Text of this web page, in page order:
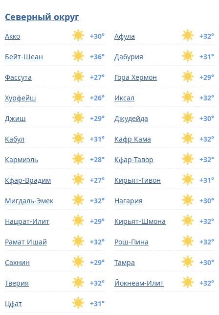
Северный округ
+30°
Акко +32°
Афула
+36°
Бейт-Шеан +31°
Дабурия
+27°
Фассута +29°
Гора Хермон
+26°
Хурфейш +32°
Иксал
+29°
Джиш +30°
Джудейда
+31°
Кабул +32°
Кафр Кама
+28°
Кармиэль +32°
Кфар-Тавoр
+27°
Кфар-Врадим +31°
Кирьят-Тивон
+32°
Мигдаль-Эмек +30°
Нагария
+29°
Нацрат-Илит +32°
Кирьят-Шмона
+32°
Рамат Ишай +32°
Рoш-Пина
+29°
Сахнин +30°
Тамра
+32°
Тверия +32°
Йокнеам-Илит
+31°
Цфат